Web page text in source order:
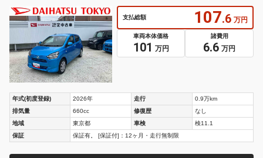
支払総額 107.6 万円
車両本体価格
101 万円
諸費用
6.6 万円
年式(初度登録) 2026年 走行
0.9万km
排気量
660cc 修復歴
なし
地域
東京都 車検
検11.1
保証
保証有。 [保証付]：12ヶ月・走行無制限